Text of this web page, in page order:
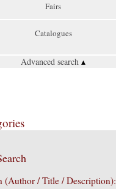
Fairs
Catalogues
Advanced search ▴
(Author / Title / Description):